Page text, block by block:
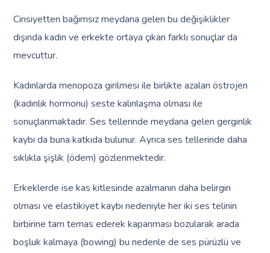
Cinsiyetten bağımsız meydana gelen bu değişiklikler
dışında kadın ve erkekte ortaya çıkan farklı sonuçlar da
mevcuttur.
Kadınlarda menopoza girilmesi ile birlikte azalan östrojen
(kadınlık hormonu) seste kalınlaşma olması ile
sonuçlanmaktadır. Ses tellerinde meydana gelen gerginlik
kaybı da buna katkıda bulunur. Ayrıca ses tellerinde daha
sıklıkla şişlik (ödem) gözlenmektedir.
Erkeklerde ise kas kitlesinde azalmanın daha belirgin
olması ve elastikiyet kaybı nedeniyle her iki ses telinin
birbirine tam temas ederek kapanması bozularak arada
boşluk kalmaya (bowing) bu nedenle de ses pürüzlü ve